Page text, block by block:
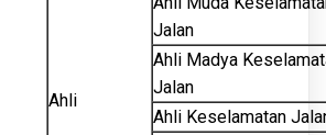
Ahli
Jalan
Ahli Madya
Jalan
Ahli Keselamatan